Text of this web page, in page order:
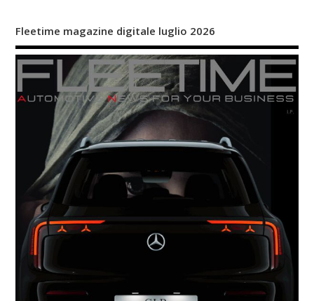
Fleetime magazine digitale luglio 2026